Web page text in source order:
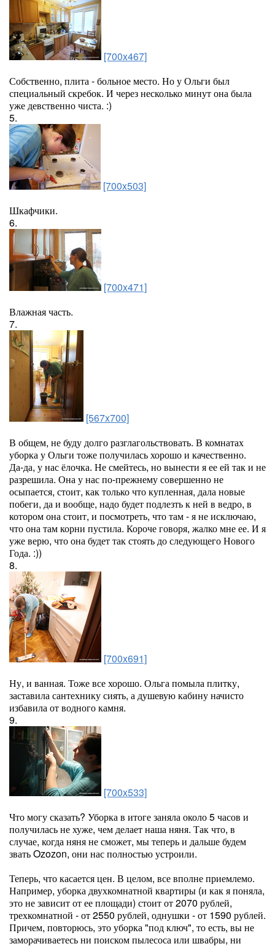
[700x467]
Собственно, плита - больное место. Но у Ольги был
специальный скребок. И через несколько минут она была
уже девственно чиста. :)
5.
[700x503]
Шкафчики.
6.
[700x471]
Влажная часть.
7.
[567x700]
В общем, не буду долго разглагольствовать. В комнатах
уборка у Ольги тоже получилась хорошо и качественно.
Да-да, у нас ёлочка. Не смейтесь, но вынести я ее ей так и не
разрешила. Она у нас по-прежнему совершенно не
осыпается, стоит, как только что купленная, дала новые
побеги, да и вообще, надо будет подлезть к ней в ведро, в
котором она стоит, и посмотреть, что там - я не исключаю,
что она там корни пустила. Короче говоря, жалко мне ее. И я
уже верю, что она будет так стоять до следующего Нового
Года. :))
8.
[700x691]
Ну, и ванная. Тоже все хорошо. Ольга помыла плитку,
заставила сантехнику сиять, а душевую кабину начисто
избавила от водного камня.
9.
[700x533]
Что могу сказать? Уборка в итоге заняла около 5 часов и
получилась не хуже, чем делает наша няня. Так что, в
случае, когда няня не сможет, мы теперь и дальше будем
звать Ozozon, они нас полностью устроили.
Теперь, что касается цен. В целом, все вполне приемлемо.
Например, уборка двухкомнатной квартиры (и как я поняла,
это не зависит от ее площади) стоит от 2070 рублей,
трехкомнатной - от 2550 рублей, однушки - от 1590 рублей.
Причем, повторюсь, это уборка "под ключ", то есть, вы не
заморачиваетесь ни поиском пылесоса или швабры, ни